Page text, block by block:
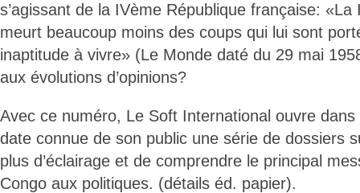
s’agissant de la IVème République française: «La
meurt beaucoup moins des coups qui lui sont
inaptitude à vivre» (Le Monde daté du 29 mai
aux évolutions d’opinions?
Avec ce numéro, Le Soft International ouvre
date connue de son public une série de dossiers
plus d’éclairage et de comprendre le principal
Congo aux politiques. (détails éd. papier).